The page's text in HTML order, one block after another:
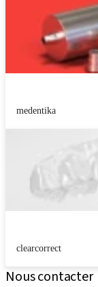
medentika
clearcorrect
Nous contacter